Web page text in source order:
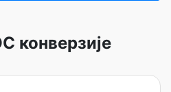
конверзије